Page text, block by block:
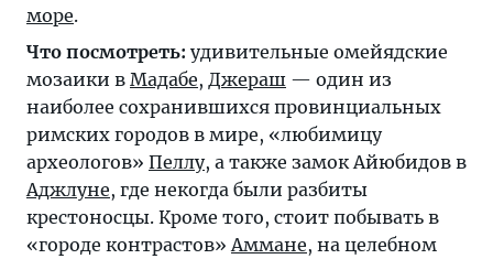
море.
Что посмотреть: удивительные омейядские
мозаики в Мадабе, Джераш — один из
наиболее сохранившихся провинциальных
римских городов в мире, «любимицу
археологов» Пеллу, а также замок Айюбидов в
Аджлуне, где некогда были разбиты
крестоносцы. Кроме того, стоит побывать в
«городе контрастов» Аммане, на целебном